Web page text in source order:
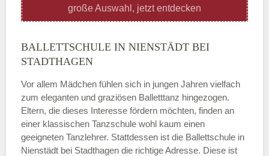
—
Freitag
—
große Auswahl, jetzt entdecken
BALLETTSCHULE IN NIENSTÄDT BEI
STADTHAGEN
Vor allem Mädchen fühlen sich in jungen Jahren vielfach
zum eleganten und graziösen Balletttanz hingezogen.
Eltern, die dieses Interesse fördern möchten, finden an
einer klassischen Tanzschule wohl kaum einen
geeigneten Tanzlehrer. Stattdessen ist die Ballettschule in
Nienstädt bei Stadthagen die richtige Adresse. Diese ist